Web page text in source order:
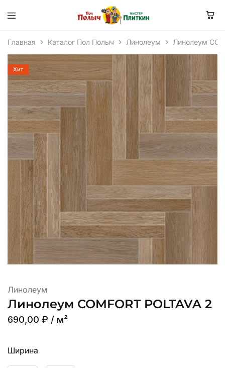
Главная Каталог Пол Полыч Линолеум Линолеум
Хит
Линолеум
Линолеум COMFORT POLTAVA 2
690,00 ₽ / м²
Ширина